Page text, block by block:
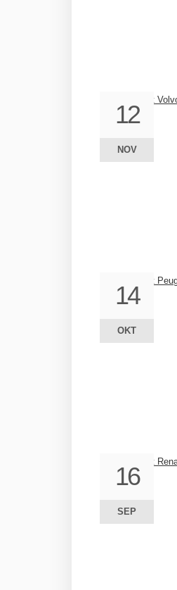
12
NOV
12
NOV
14
OKT
14
OKT
16
SEP
16
SEP